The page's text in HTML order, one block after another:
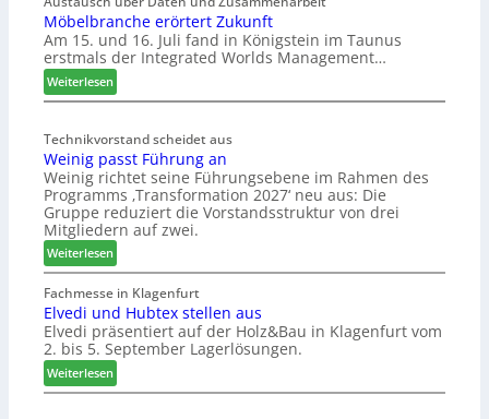
u
c
o
ä
t
z
u
r
H
a
u
s
m
e
s
s
e
Möbelbranche erörtert Zukunft
Am 15. und 16. Juli fand in Königstein im Taunus
erstmals der Integrated Worlds Management…
Weiterlesen:
M
b
e
l
b
r
a
n
c
h
e
e
r
ö
r
Technikvorstand scheidet aus
Weinig passt Führung an
Weinig richtet seine Führungsebene im Rahmen des
Programms ‚Transformation 2027‘ neu aus: Die
Gruppe reduziert die Vorstandsstruktur von drei
Mitgliedern auf zwei.
Weiterlesen:
W
e
i
n
i
p
Fachmesse in Klagenfurt
Elvedi und Hubtex stellen aus
Elvedi präsentiert auf der Holz&Bau in Klagenfurt vom
2. bis 5. September Lagerlösungen.
Weiterlesen:
E